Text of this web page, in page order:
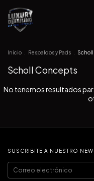
Inicio Respaldos y Pads
Scholl Concepts
No tenemos resultados
SUSCRIBITE A NUESTRO